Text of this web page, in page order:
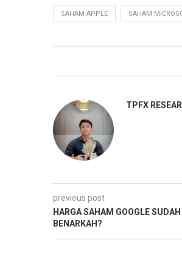
SAHAM APPLE SAHAM
TPFX
previous post
HARGA SAHAM GOOGLE
BENARKAH?